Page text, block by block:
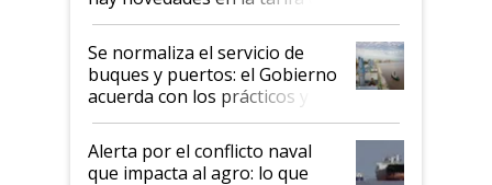
la hidrovía
Se normaliza el servicio de
buques y puertos: el Gobierno
acuerda con los prácticos y
suspende el decreto de
desregulación
Alerta por el conflicto naval
que impacta al agro: lo que